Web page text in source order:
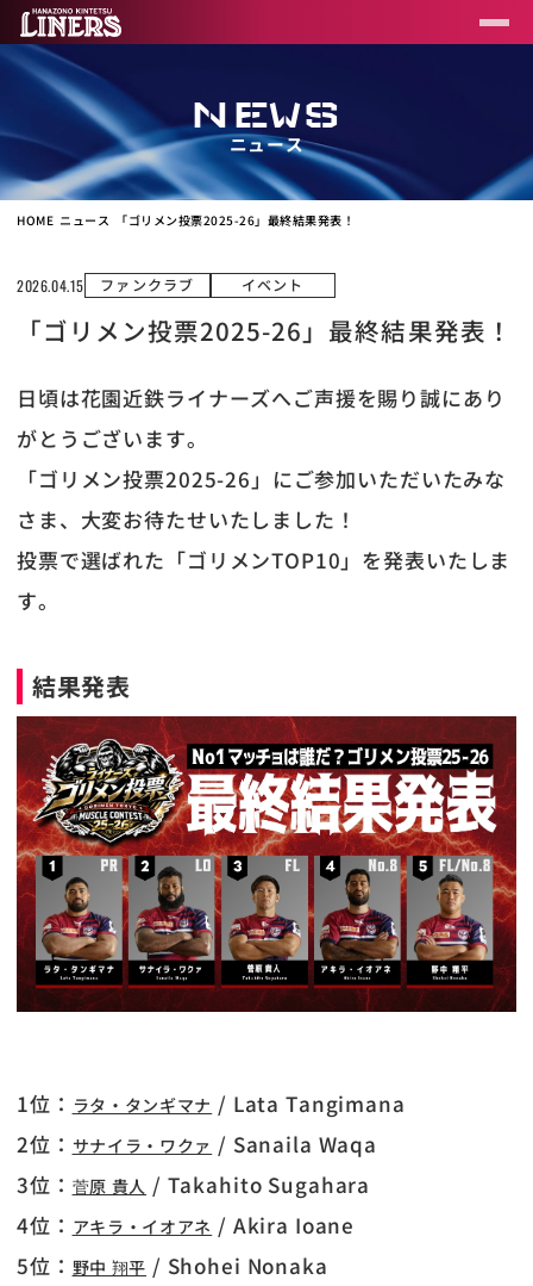
NEWS
ニュース
HOME ニュース 「ゴリメン投票2025-26」最終結果発表！
2026.04.15 ファンクラブ イベント
「ゴリメン投票2025-26」最終結果発表！
日頃は花園近鉄ライナーズへご声援を賜り誠にあり
がとうございます。
「ゴリメン投票2025-26」にご参加いただいたみな
さま、大変お待たせいたしました！
投票で選ばれた「ゴリメンTOP10」を発表いたしま
す。
結果発表
1位： ラタ・タンギマナ / Lata Tangimana
2位： サナイラ・ワクァ / Sanaila Waqa
3位： 菅原 貴人 / Takahito Sugahara
4位： アキラ・イオアネ / Akira Ioane
5位： 野中 翔平 / Shohei Nonaka